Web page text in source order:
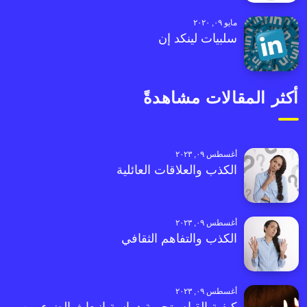
مايو ٠٩, ٢٠٢٠
سلبيات لينكد إن
أكثر المقالات مشاهدةً
أغسطس ٠٩, ٢٠٢٣
الكذب والعلاقات العائلية
أغسطس ٠٩, ٢٠٢٣
الكذب والتفاهم الثقافي
أغسطس ٠٩, ٢٠٢٣